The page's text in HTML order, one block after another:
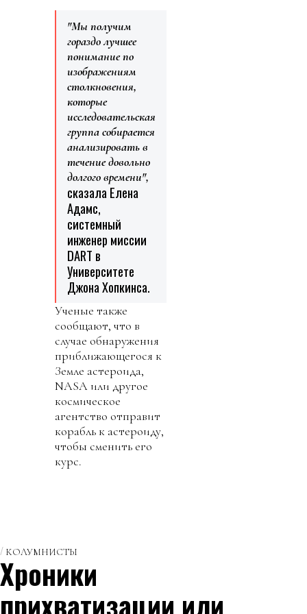
"Мы получим
гораздо лучшее
понимание по
изображениям
столкновения,
которые
исследовательская
группа собирается
анализировать в
течение довольно
долгого времени",
сказала Елена
Адамс,
системный
инженер миссии
DART в
Университете
Джона Хопкинса.
Ученые также
сообщают, что в
случае обнаружения
приближающегося к
Земле астероида,
NASA или другое
космическое
агентство отправит
корабль к астероиду,
чтобы сменить его
курс.
КОЛУМНИСТЫ
Хроники
прихватизации или